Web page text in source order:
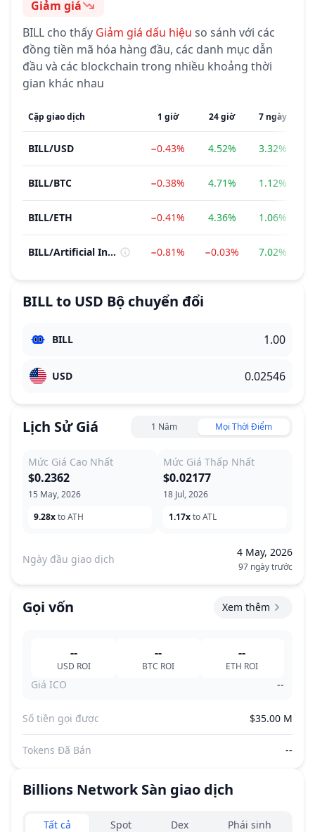
Cảm tính
Giảm giá
BILL cho thấy Giảm giá dấu hiệu so sánh với các
đồng tiền mã hóa hàng đầu, các danh mục dẫn
đầu và các blockchain trong nhiều khoảng thời
gian khác nhau
Cặp giao dịch 1 giờ 24 giờ 7 ngày
BILL/USD −0.43% 4.52% 3.32%
BILL/BTC −0.38% 4.71% 1.12%
BILL/ETH −0.41% 4.36% 1.06%
BILL/ Artificial Intelligence (AI) −0.81% −0.03% 7.02%
BILLto USD Bộ chuyển đổi
BILL
USD
Lịch Sử Giá 1 Năm Mọi Thời Điểm
Mức Giá Cao Nhất
15 May, 2026
$0.2362
9.28xto ATH
Mức Giá Thấp Nhất
18 Jul, 2026
$0.02177
1.17xto ATL
Ngày đầu giao dịch
4 May, 2026
97 ngày trước
Gọi vốn Xem thêm
--
USD ROI
--
BTC ROI
--
ETH ROI
Giá ICO --
Số tiền gọi được $35.00 M
Tokens Đã Bán --
Billions Network Sàn giao dịch
Exchanges type
Tất cả Spot Dex Phái sinh